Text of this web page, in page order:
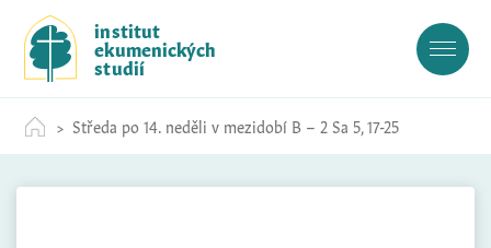
c
institut
ekumenických
studií
Středa po 14. neděli v mezidobí B – 2 Sa 5, 17-25